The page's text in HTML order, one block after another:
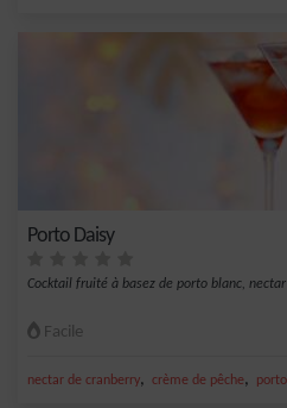
Porto Daisy
Cocktail fruité à basez de porto blanc,
Facile
nectar de cranberry, crème de pêche,